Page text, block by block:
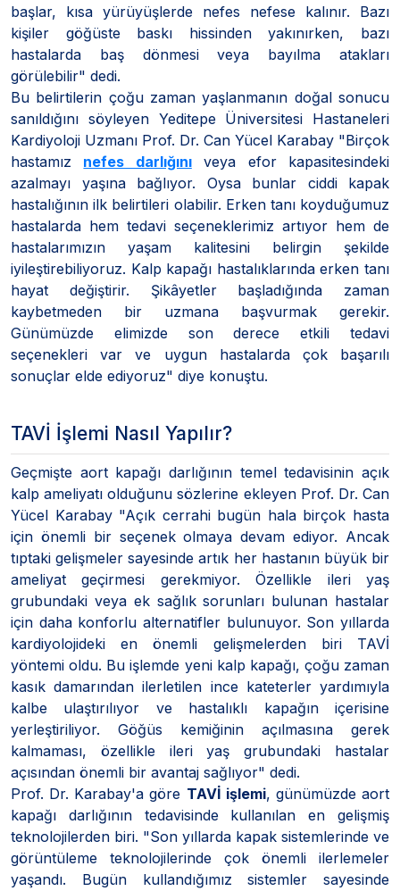
başlar, kısa yürüyüşlerde nefes nefese kalınır. Bazı
kişiler göğüste baskı hissinden yakınırken, bazı
hastalarda baş dönmesi veya bayılma atakları
görülebilir" dedi.
Bu belirtilerin çoğu zaman yaşlanmanın doğal sonucu
sanıldığını söyleyen Yeditepe Üniversitesi Hastaneleri
Kardiyoloji Uzmanı Prof. Dr. Can Yücel Karabay "Birçok
hastamız nefes darlığınıveya efor kapasitesindeki
azalmayı yaşına bağlıyor. Oysa bunlar ciddi kapak
hastalığının ilk belirtileri olabilir. Erken tanı koyduğumuz
hastalarda hem tedavi seçeneklerimiz artıyor hem de
hastalarımızın yaşam kalitesini belirgin şekilde
iyileştirebiliyoruz. Kalp kapağı hastalıklarında erken tanı
hayat değiştirir. Şikâyetler başladığında zaman
kaybetmeden bir uzmana başvurmak gerekir.
Günümüzde elimizde son derece etkili tedavi
seçenekleri var ve uygun hastalarda çok başarılı
sonuçlar elde ediyoruz" diye konuştu.
TAVİ İşlemi Nasıl Yapılır?
Geçmişte aort kapağı darlığının temel tedavisinin açık
kalp ameliyatı olduğunu sözlerine ekleyen Prof. Dr. Can
Yücel Karabay "Açık cerrahi bugün hala birçok hasta
için önemli bir seçenek olmaya devam ediyor. Ancak
tıptaki gelişmeler sayesinde artık her hastanın büyük bir
ameliyat geçirmesi gerekmiyor. Özellikle ileri yaş
grubundaki veya ek sağlık sorunları bulunan hastalar
için daha konforlu alternatifler bulunuyor. Son yıllarda
kardiyolojideki en önemli gelişmelerden biri TAVİ
yöntemi oldu. Bu işlemde yeni kalp kapağı, çoğu zaman
kasık damarından ilerletilen ince kateterler yardımıyla
kalbe ulaştırılıyor ve hastalıklı kapağın içerisine
yerleştiriliyor. Göğüs kemiğinin açılmasına gerek
kalmaması, özellikle ileri yaş grubundaki hastalar
açısından önemli bir avantaj sağlıyor" dedi.
Prof. Dr. Karabay'a göre TAVİ işlemi, günümüzde aort
kapağı darlığının tedavisinde kullanılan en gelişmiş
teknolojilerden biri. "Son yıllarda kapak sistemlerinde ve
görüntüleme teknolojilerinde çok önemli ilerlemeler
yaşandı. Bugün kullandığımız sistemler sayesinde